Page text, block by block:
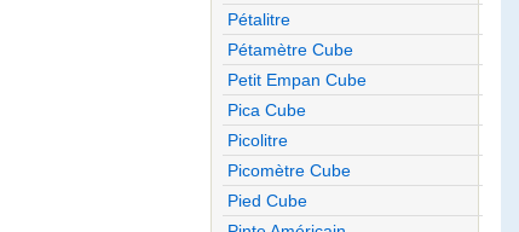
Pétalitre
Pétamètre Cube
Petit Empan Cube
Pica Cube
Picolitre
Picomètre Cube
Pied Cube